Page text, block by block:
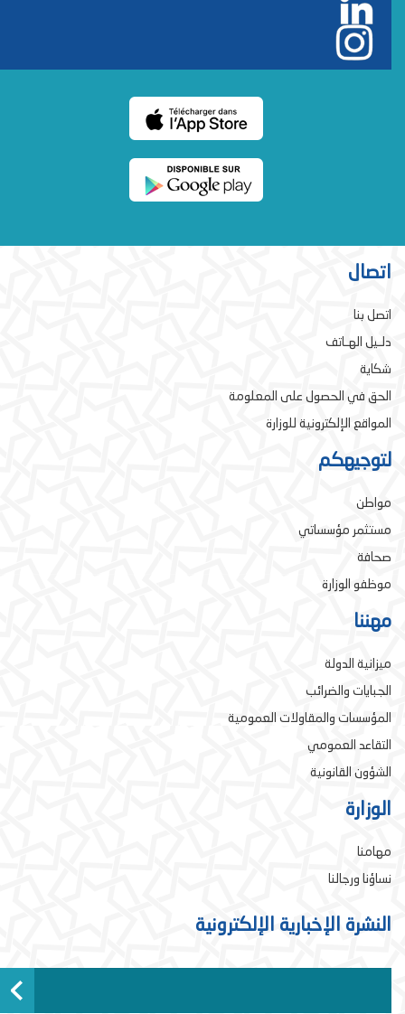
اتصال
اتصل بنا
دلـيل الهـاتف
شكاية
الحق في الحصول على المعلومة
المواقع الإلكترونية للوزارة
لتوجيهكم
مواطن
مستثمر مؤسساتي
صحافة
موظفو الوزارة
مهننا
ميزانية الدولة
الجبايات والضرائب
المؤسسات والمقاولات العمومية
التقاعد العمومي
الشؤون القانونية
الوزارة
مهامنا
نساؤنا ورجالنا
النشرة الإخبارية الإلكترونية